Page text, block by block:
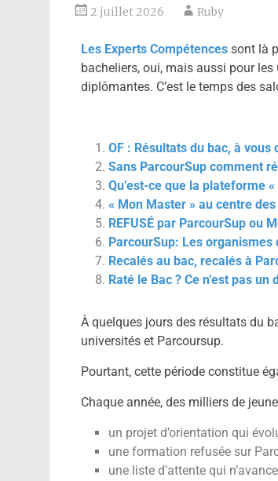
2 juillet 2026 Ruby
Les Experts Compétences sont là
bacheliers, oui, mais aussi pour
diplômantes. C’est le temps des
OF : Résultats du bac, à vous
Sans ParcourSup comment
Qu’est-ce que la plateforme
« Mon Master » au centre
REFUSÉ par ParcourSup ou
ParcourSup: Les
Recalés au bac, recalés à
Raté le Bac ? Ce n’est pas un
À quelques jours des résultats du
universités et Parcoursup.
Pourtant, cette période constitue
Chaque année, des milliers de
un projet d’orientation qui
une formation refusée sur
une liste d’attente qui